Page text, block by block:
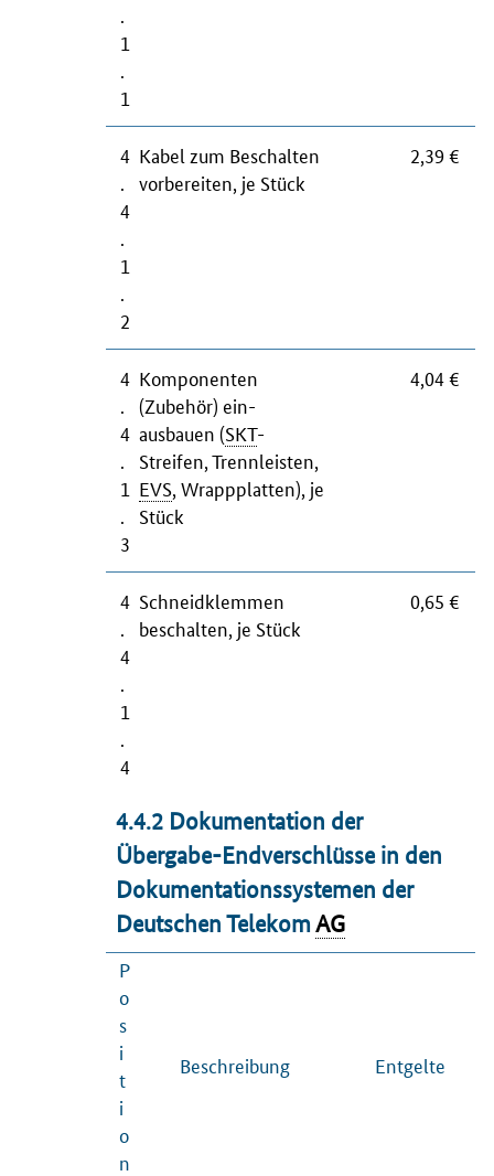
.
1
.
1
4
.
4
.
1
.
2
Kabel zum Beschalten
vorbereiten, je Stück
2,39 €
4
.
4
.
1
.
3
Komponenten
(Zubehör) ein-
ausbauen (SKT-
Streifen, Trennleisten,
EVS, Wrappplatten), je
Stück
4,04 €
4
.
4
.
1
.
4
Schneidklemmen
beschalten, je Stück
0,65 €
4.4.2 Dokumentation der
Übergabe-Endverschlüsse in den
Dokumentationssystemen der
Deutschen TelekomAG
P
o
s
i
t
i
o
n
Beschreibung Entgelte